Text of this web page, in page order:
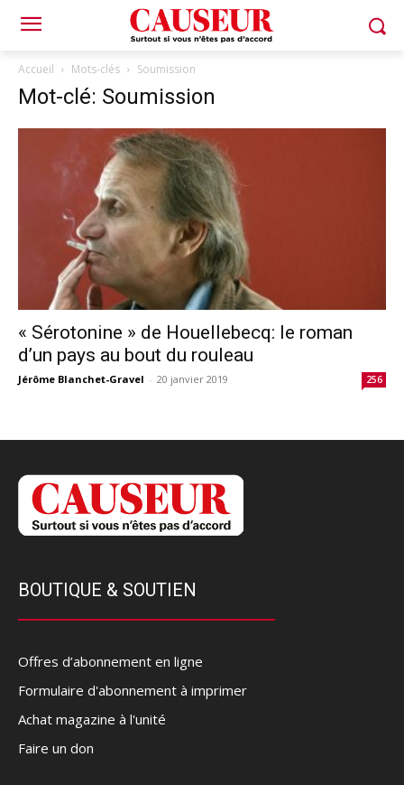
Accueil Mots-clés Soumission
Mot-clé: Soumission
« Sérotonine » de Houellebecq: le roman
d’un pays au bout du rouleau
Jérôme Blanchet-Gravel - 20 janvier 2019 256
BOUTIQUE & SOUTIEN
Offres d’abonnement en ligne
Formulaire d'abonnement à imprimer
Achat magazine à l'unité
Faire un don